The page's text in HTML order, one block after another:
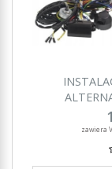
zawiera